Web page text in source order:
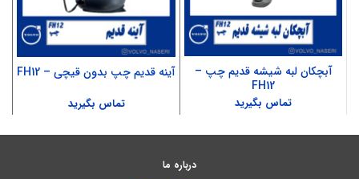
آبچکان لبه شیشه قدیم چپ –
FH12
تماس بگیرید
آینه قدیم چپ بدون قیچی – FH12
تماس بگیرید
درباره ما